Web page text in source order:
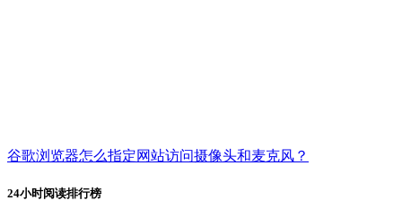
谷歌浏览器怎么指定网站访问摄像头和麦克风？
24小时阅读排行榜